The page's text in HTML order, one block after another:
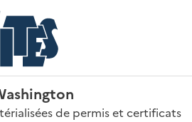
de permis et certificats